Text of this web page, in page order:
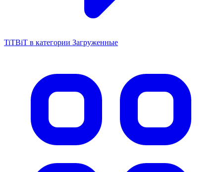
TiTBiT в категории Загруженные